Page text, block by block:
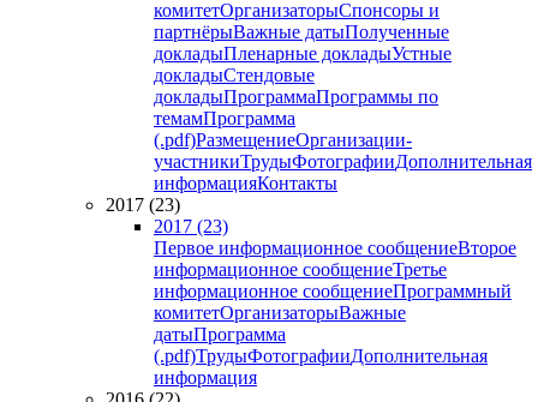
комитетОрганизаторыСпонсоры и
партнёрыВажные датыПолученные
докладыПленарные докладыУстные
докладыСтендовые
докладыПрограммаПрограммы по
темамПрограмма
(.pdf)РазмещениеОрганизации-
участникиТрудыФотографииДополнительная
информацияКонтакты
2017 (23)
2017 (23)
Первое информационное сообщениеВторое
информационное сообщениеТретье
информационное сообщениеПрограммный
комитетОрганизаторыВажные
датыПрограмма
(.pdf)ТрудыФотографииДополнительная
информация